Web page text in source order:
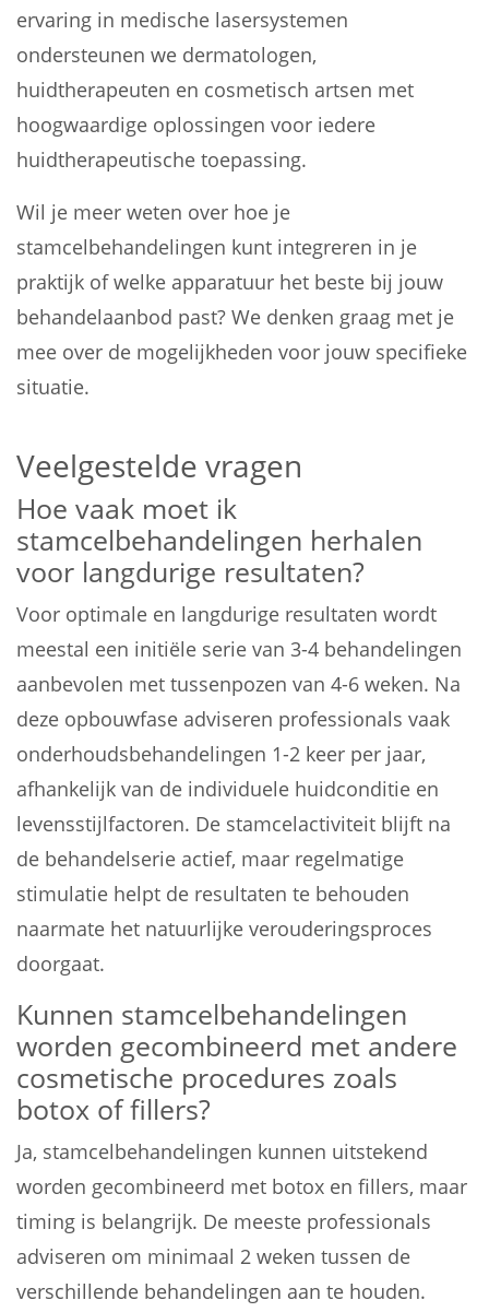
ervaring in medische lasersystemen
ondersteunen we dermatologen,
huidtherapeuten en cosmetisch artsen met
hoogwaardige oplossingen voor iedere
huidtherapeutische toepassing.
Wil je meer weten over hoe je
stamcelbehandelingen kunt integreren in je
praktijk of welke apparatuur het beste bij jouw
behandelaanbod past? We denken graag met je
mee over de mogelijkheden voor jouw specifieke
situatie.
Veelgestelde vragen
Hoe vaak moet ik
stamcelbehandelingen herhalen
voor langdurige resultaten?
Voor optimale en langdurige resultaten wordt
meestal een initiële serie van 3-4 behandelingen
aanbevolen met tussenpozen van 4-6 weken. Na
deze opbouwfase adviseren professionals vaak
onderhoudsbehandelingen 1-2 keer per jaar,
afhankelijk van de individuele huidconditie en
levensstijlfactoren. De stamcelactiviteit blijft na
de behandelserie actief, maar regelmatige
stimulatie helpt de resultaten te behouden
naarmate het natuurlijke verouderingsproces
doorgaat.
Kunnen stamcelbehandelingen
worden gecombineerd met andere
cosmetische procedures zoals
botox of fillers?
Ja, stamcelbehandelingen kunnen uitstekend
worden gecombineerd met botox en fillers, maar
timing is belangrijk. De meeste professionals
adviseren om minimaal 2 weken tussen de
verschillende behandelingen aan te houden.